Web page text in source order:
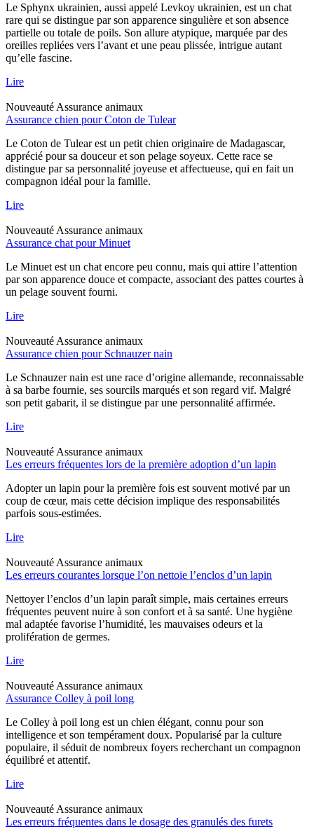
Le Sphynx ukrainien, aussi appelé Levkoy ukrainien, est un chat
rare qui se distingue par son apparence singulière et son absence
partielle ou totale de poils. Son allure atypique, marquée par des
oreilles repliées vers l’avant et une peau plissée, intrigue autant
qu’elle fascine.
Lire
Nouveauté Assurance animaux
Assurance chien pour Coton de Tulear
Le Coton de Tulear est un petit chien originaire de Madagascar,
apprécié pour sa douceur et son pelage soyeux. Cette race se
distingue par sa personnalité joyeuse et affectueuse, qui en fait un
compagnon idéal pour la famille.
Lire
Nouveauté Assurance animaux
Assurance chat pour Minuet
Le Minuet est un chat encore peu connu, mais qui attire l’attention
par son apparence douce et compacte, associant des pattes courtes à
un pelage souvent fourni.
Lire
Nouveauté Assurance animaux
Assurance chien pour Schnauzer nain
Le Schnauzer nain est une race d’origine allemande, reconnaissable
à sa barbe fournie, ses sourcils marqués et son regard vif. Malgré
son petit gabarit, il se distingue par une personnalité affirmée.
Lire
Nouveauté Assurance animaux
Les erreurs fréquentes lors de la première adoption d’un lapin
Adopter un lapin pour la première fois est souvent motivé par un
coup de cœur, mais cette décision implique des responsabilités
parfois sous-estimées.
Lire
Nouveauté Assurance animaux
Les erreurs courantes lorsque l’on nettoie l’enclos d’un lapin
Nettoyer l’enclos d’un lapin paraît simple, mais certaines erreurs
fréquentes peuvent nuire à son confort et à sa santé. Une hygiène
mal adaptée favorise l’humidité, les mauvaises odeurs et la
prolifération de germes.
Lire
Nouveauté Assurance animaux
Assurance Colley à poil long
Le Colley à poil long est un chien élégant, connu pour son
intelligence et son tempérament doux. Popularisé par la culture
populaire, il séduit de nombreux foyers recherchant un compagnon
équilibré et attentif.
Lire
Nouveauté Assurance animaux
Les erreurs fréquentes dans le dosage des granulés des furets